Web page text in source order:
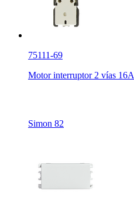
75111-69
Motor interruptor 2 vías
Simon 82